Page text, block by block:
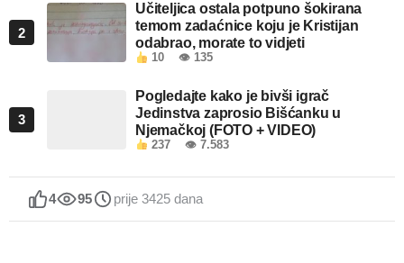
2
Učiteljica ostala potpuno šokirana
temom zadaćnice koju je Kristijan
odabrao, morate to vidjeti
10 👁 135
3
Pogledajte kako je bivši igrač
Jedinstva zaprosio Bišćanku u
Njemačkoj (FOTO + VIDEO)
237 👁 7.583
4 95 prije 3425 dana